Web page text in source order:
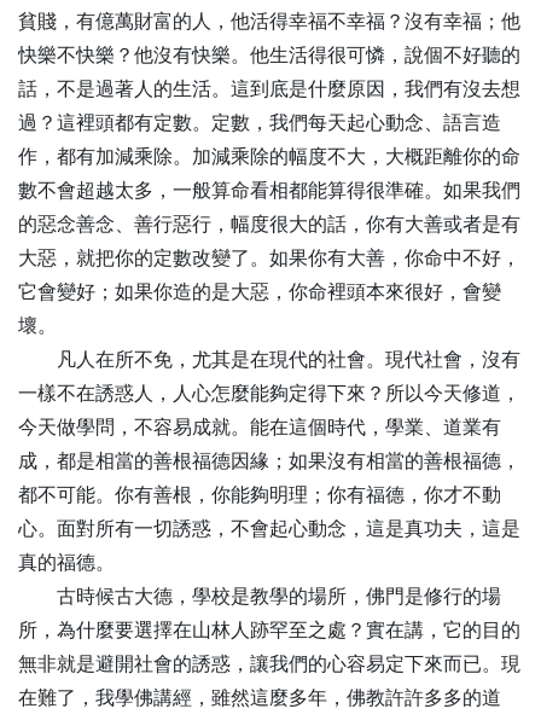
貧賤，有億萬財富的人，他活得幸福不幸福？沒有幸福；他
快樂不快樂？他沒有快樂。他生活得很可憐，說個不好聽的
話，不是過著人的生活。這到底是什麼原因，我們有沒去想
過？這裡頭都有定數。定數，我們每天起心動念、語言造
作，都有加減乘除。加減乘除的幅度不大，大概距離你的命
數不會超越太多，一般算命看相都能算得很準確。如果我們
的惡念善念、善行惡行，幅度很大的話，你有大善或者是有
大惡，就把你的定數改變了。如果你有大善，你命中不好，
它會變好；如果你造的是大惡，你命裡頭本來很好，會變
壞。
凡人在所不免，尤其是在現代的社會。現代社會，沒有
一樣不在誘惑人，人心怎麼能夠定得下來？所以今天修道，
今天做學問，不容易成就。能在這個時代，學業、道業有
成，都是相當的善根福德因緣；如果沒有相當的善根福德，
都不可能。你有善根，你能夠明理；你有福德，你才不動
心。面對所有一切誘惑，不會起心動念，這是真功夫，這是
真的福德。
古時候古大德，學校是教學的場所，佛門是修行的場
所，為什麼要選擇在山林人跡罕至之處？實在講，它的目的
無非就是避開社會的誘惑，讓我們的心容易定下來而已。現
在難了，我學佛講經，雖然這麼多年，佛教許許多多的道